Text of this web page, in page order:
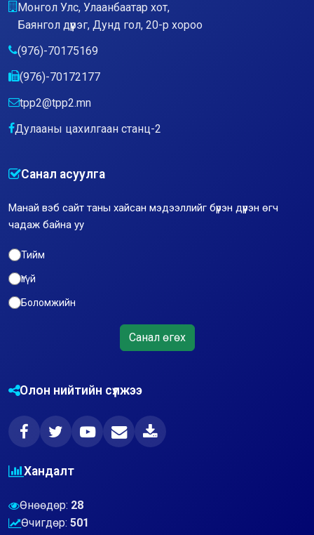
Монгол Улс, Улаанбаатар хот,
Баянгол дүүрэг, Дунд гол, 20-р хороо
(976)-70175169
(976)-70172177
tpp2@tpp2.mn
Дулааны цахилгаан станц-2
Санал асуулга
Манай вэб сайт таны хайсан мэдээллийг бүрэн дүүрэн өгч
чадаж байна уу
Тийм
Үгүй
Боломжийн
Санал өгөх
Олон нийтийн сүлжээ
Хандалт
Өнөөдөр: 28
Өчигдөр: 501